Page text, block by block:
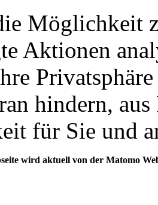
Möglichkeit
Aktionen
hindern,
für Sie und
wird aktuell von der Matomo